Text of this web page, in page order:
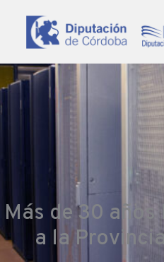
Más de 30 años
a la